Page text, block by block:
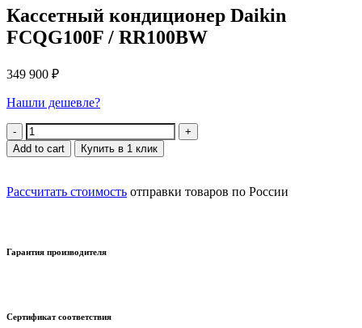
Кассетный кондиционер Daikin
FCQG100F / RR100BW
349 900 ₽
Нашли дешевле?
Quantity
Add to cart Купить в 1 клик
Рассчитать стоимость отправки товаров по России
Гарантия производителя
Сертификат соответствия